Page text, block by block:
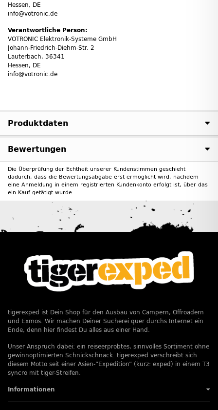
Hessen, DE
info@votronic.de
Verantwortliche Person:
VOTRONIC Elektronik-Systeme GmbH
Johann-Friedrich-Diehm-Str. 2
Lauterbach, 36341
Hessen, DE
info@votronic.de
Produktdaten
Bewertungen
Die Überprüfung der Echtheit unserer Kundenstimmen geschieht
dadurch, dass die Bewertungsabgabe erst ermöglicht wird, nachdem
eine Anmeldung in einem registrierten Kundenkonto erfolgt ist, über das
ein Kauf getätigt wurde.
tigerexped ist Dein Shop für den Ausbau von Campern, Offroadern
und Exmos. Wir machen Deiner Sucherei quer durchs Internet ein
Ende, denn hier findest Du alles aus einer Hand.
Unser Anspruch dabei: ein reiseerprobtes, sinnvolles Sortiment ohne
gewinnoptimierten Schnickschnack. tigerexped verschreibt sich
diesem Motto seit einer Asien-”Expedition” (kurz: exped) in einem T3
syncro mit tiger-Streifen.
Informationen